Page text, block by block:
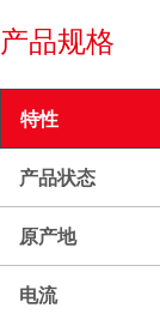
产品规格
特性
产品状态
原产地
电流